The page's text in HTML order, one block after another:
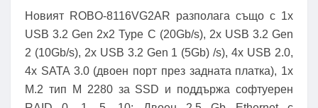
Новият ROBO-8116VG2AR разполага също с 1x
USB 3.2 Gen 2x2 Type C (20Gb/s), 2x USB 3.2 Gen
2 (10Gb/s), 2x USB 3.2 Gen 1 (5Gb) /s), 4x USB 2.0,
4x SATA 3.0 (двоен порт през задната платка), 1x
M.2 тип M 2280 за SSD и поддържа софтуерен